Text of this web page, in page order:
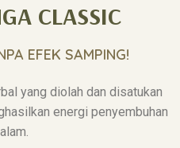
CLASSIC
EFEK SAMPING!
yang diolah dan disatukan
energi penyembuhan